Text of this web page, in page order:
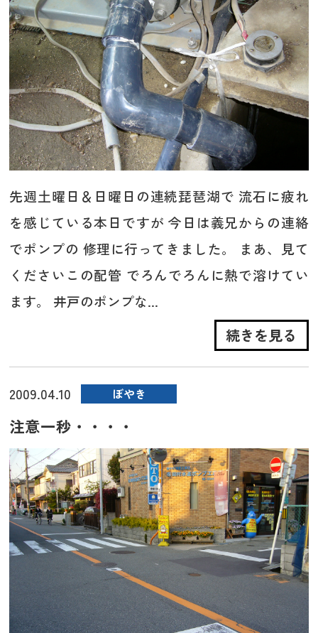
先週土曜日＆日曜日の連続琵琶湖で 流石に疲れ
を感じている本日ですが 今日は義兄からの連絡
でポンプの 修理に行ってきました。 まあ、見て
くださいこの配管 でろんでろんに熱で溶けてい
ます。 井戸のポンプな...
続きを見る
2009.04.10 ぼやき
注意一秒・・・・